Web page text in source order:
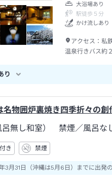
大浴場あり
駅徒歩５分
かけ流しあり
アクセス： 私
温泉行きバス約
り
名物囲炉裏焼き四季折々の
無し和室） 禁煙／風呂な
き 禁煙
月31日（沖縄は5月6日）までに出発